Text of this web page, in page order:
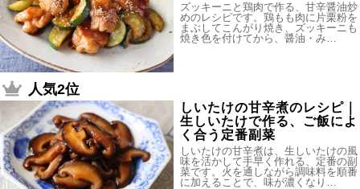
ズッキーニと鶏肉で作る、甘辛醤油炒
めのレシピです。鶏もも肉に片栗粉を
まぶしてこんがり焼き、ズッキーニも
焼き色を付けてから、醤油・み…
人気2位
しいたけの甘辛煮のレシピ｜
生しいたけで作る、ご飯によ
く合う定番副菜
しいたけの甘辛煮は、生しいたけの風
味を活かして手早く作れる、定番の副
菜です。火を通しながら調味料を順番
に加えることで、味が濃くなり…